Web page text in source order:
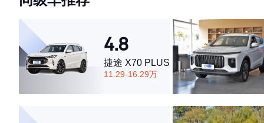
4.8
捷途 X70 PLUS
11.29-16.29万